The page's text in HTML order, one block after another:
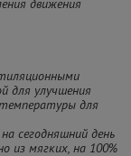
движения
для улучшения
для
сегодняшний день
из мягких, на 100%